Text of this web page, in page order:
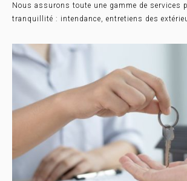
Nous assurons toute une gamme de services
tranquillité : intendance, entretiens des